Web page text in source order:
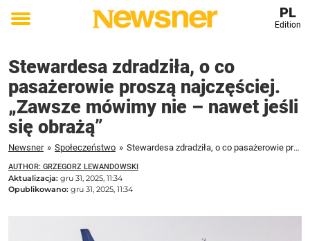
Toggle
PL
Edition
Stewardesa zdradziła, o co
pasażerowie proszą najczęściej.
„Zawsze mówimy nie – nawet jeśli
się obrażą”
Newsner » Społeczeństwo » Stewardesa zdradziła, o co pasażerowie proszą najczęściej. „Zawsze mówimy nie – nawet jeśli się obrażą”
AUTHOR: GRZEGORZ LEWANDOWSKI
Aktualizacja: gru 31, 2025, 11:34
Opublikowano: gru 31, 2025, 11:34